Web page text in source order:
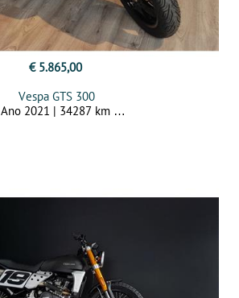
€ 5.865,00
Vespa GTS 300
Ano 2021 | 34287 km